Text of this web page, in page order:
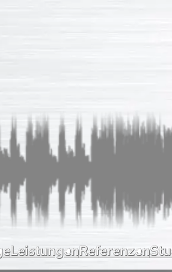
LeistungenReferenzen